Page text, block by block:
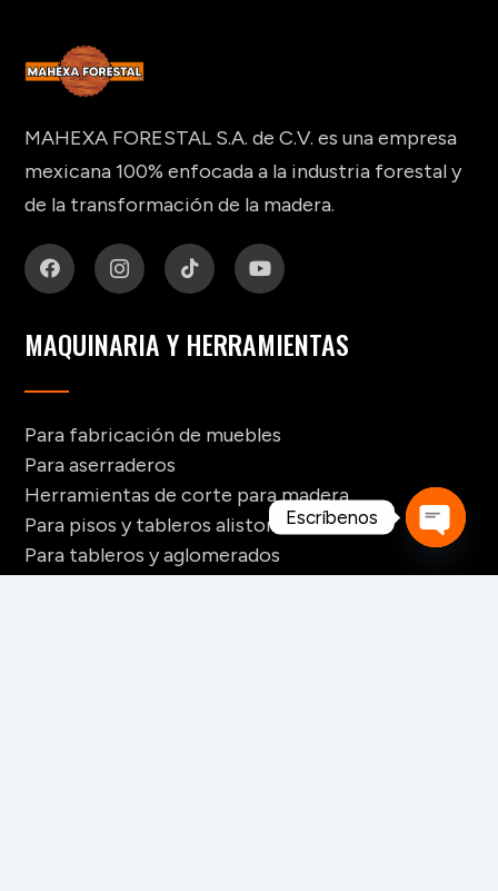
MAHEXA FORESTAL S.A. de C.V. es una empresa
mexicana 100% enfocada a la industria forestal y
de la transformación de la madera.
MAQUINARIA Y HERRAMIENTAS
Para fabricación de muebles
Para aserraderos
Herramientas de corte para madera
Para pisos y tableros alistonados
Para tableros y aglomerados
Escríbenos